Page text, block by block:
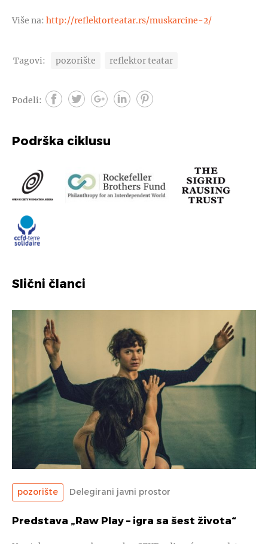
Više na: http://reflektorteatar.rs/muskarcine-2/
Tagovi: pozorište reflektor teatar
Podeli:
Podrška ciklusu
Slični članci
pozorište Delegirani javni prostor
Predstava „Raw Play – igra sa šest života“